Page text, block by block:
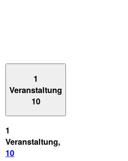
1
Veranstaltung
10
1
Veranstaltung,
10